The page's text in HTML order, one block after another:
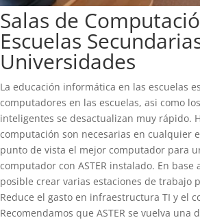
Salas de
Escuelas
Universidades
La educación informática en las escuelas
computadores en las escuelas, asi como
inteligentes se desactualizan muy rápido.
computación son necesarias en cualquier
punto de vista el mejor computador para
computador con ASTER instalado. En
posible crear varias estaciones de trabajo
Reduce el gasto en infraestructura TI y el
Recomendamos que ASTER se vuelva una